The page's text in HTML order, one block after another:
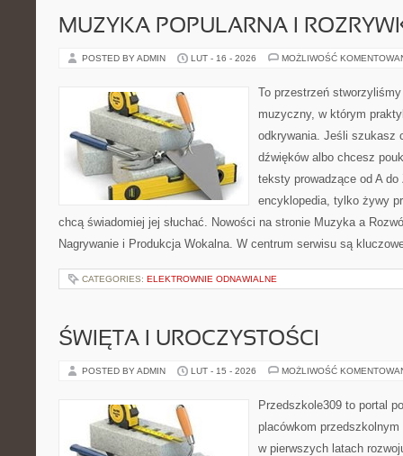
MUZYKA POPULARNA I
POSTED BY ADMIN LUT - 16 - 2026 MOŻLIWOŚĆ
To przestrzeń
muzyczny, w którym
odkrywania. Jeśli szukasz
dźwięków albo chcesz
teksty prowadzące od A
encyklopedia, tylko żywy
chcą świadomiej jej słuchać. Nowości na stronie Muzyka a
Nagrywanie i Produkcja Wokalna. W centrum serwisu są
CATEGORIES: ELEKTROWNIE ODNAWIALNE
ŚWIĘTA I UROCZYSTOŚCI
POSTED BY ADMIN LUT - 15 - 2026 MOŻLIWOŚĆ
Przedszkole309 to portal
placówkom
w pierwszych latach